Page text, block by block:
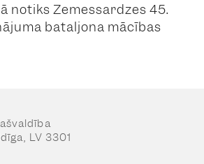
notiks Zemessardzes 45.
bataljona mācības
LV 3301